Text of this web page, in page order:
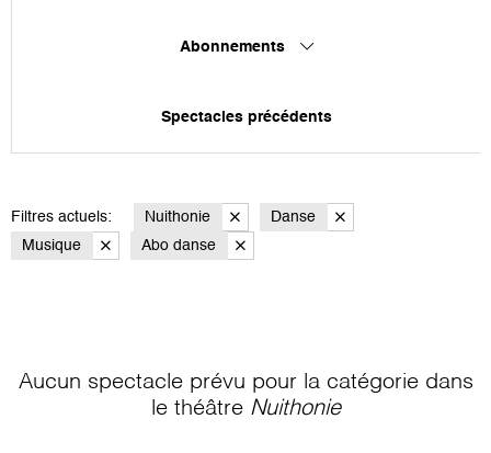
Abonnements
Spectacles précédents
Filtres actuels: Nuithonie
Danse
Musique
Abo danse
Aucun spectacle prévu pour la catégorie dans
le théâtre Nuithonie